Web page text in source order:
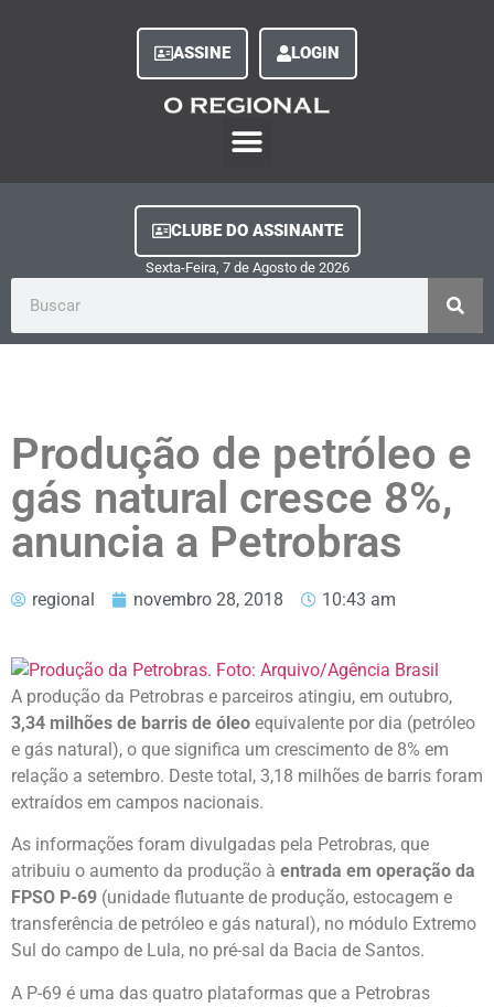
ASSINE LOGIN
CLUBE DO ASSINANTE
Sexta-Feira, 7de Agostode 2026
Produção de petróleo e
gás natural cresce 8%,
anuncia a Petrobras
regional novembro 28, 2018 10:43 am
A produção da Petrobras e parceiros atingiu, em outubro,
3,34 milhões de barris de óleo equivalente por dia (petróleo
e gás natural), o que significa um crescimento de 8% em
relação a setembro. Deste total, 3,18 milhões de barris foram
extraídos em campos nacionais.
As informações foram divulgadas pela Petrobras, que
atribuiu o aumento da produção à entrada em operação da
FPSO P-69 (unidade flutuante de produção, estocagem e
transferência de petróleo e gás natural), no módulo Extremo
Sul do campo de Lula, no pré-sal da Bacia de Santos.
A P-69 é uma das quatro plataformas que a Petrobras